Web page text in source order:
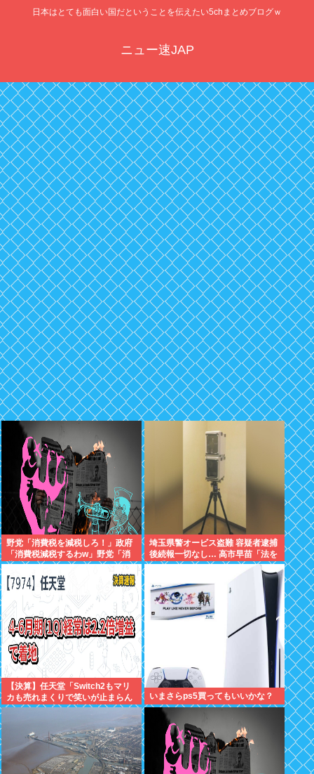
日本はとても面白い国だということを伝えたい5chまとめブログｗ
ニュー速JAP
野党「消費税を減税しろ！」政府
「消費税減税するわw」野党「消
費税を減税するな！」
埼玉県警オービス盗難 容疑者逮捕
後続報一切なし… 高市早苗「法を
尊重わよ
【決算】任天堂「Switch2もマリ
カも売れまくりで笑いが止まらん
どすえ！」連結経常利益は前年同
いまさらps5買ってもいいかな？